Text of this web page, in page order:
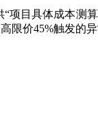
项目具体成本测
限价45%触发的